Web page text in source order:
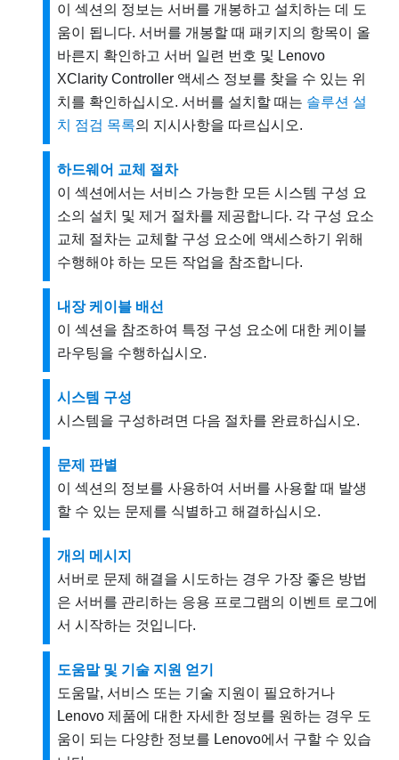
이 섹션의 정보는 서버를 개봉하고 설치하는 데 도
움이 됩니다. 서버를 개봉할 때 패키지의 항목이 올
바른지 확인하고 서버 일련 번호 및 Lenovo
XClarity Controller 액세스 정보를 찾을 수 있는 위
치를 확인하십시오. 서버를 설치할 때는 솔루션 설
치 점검 목록의 지시사항을 따르십시오.
하드웨어 교체 절차
이 섹션에서는 서비스 가능한 모든 시스템 구성 요
소의 설치 및 제거 절차를 제공합니다. 각 구성 요소
교체 절차는 교체할 구성 요소에 액세스하기 위해
수행해야 하는 모든 작업을 참조합니다.
내장 케이블 배선
이 섹션을 참조하여 특정 구성 요소에 대한 케이블
라우팅을 수행하십시오.
시스템 구성
시스템을 구성하려면 다음 절차를 완료하십시오.
문제 판별
이 섹션의 정보를 사용하여 서버를 사용할 때 발생
할 수 있는 문제를 식별하고 해결하십시오.
개의 메시지
서버로 문제 해결을 시도하는 경우 가장 좋은 방법
은 서버를 관리하는 응용 프로그램의 이벤트 로그에
서 시작하는 것입니다.
도움말 및 기술 지원 얻기
도움말, 서비스 또는 기술 지원이 필요하거나
Lenovo 제품에 대한 자세한 정보를 원하는 경우 도
움이 되는 다양한 정보를 Lenovo에서 구할 수 있습